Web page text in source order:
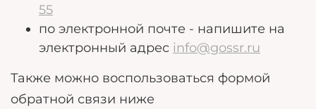
55
по электронной почте - напишите на
электронный адрес info@gossr.ru
Также можно воспользоваться формой
обратной связи ниже